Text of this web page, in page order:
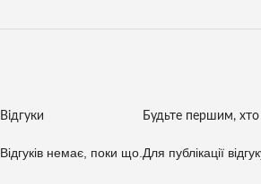
Відгуки
Відгуків немає, поки що.
Будьте першим, хто
Для публікації